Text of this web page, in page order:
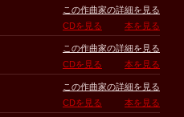
この作曲家の詳細を見る
CDを見る
本を見る
この作曲家の詳細を見る
CDを見る
本を見る
この作曲家の詳細を見る
CDを見る
本を見る